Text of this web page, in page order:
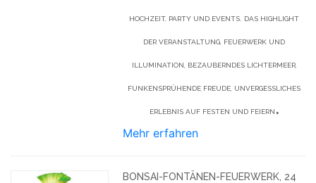
HOCHZEIT, PARTY UND EVENTS. DAS HIGHLIGHT
DER VERANSTALTUNG, FEUERWERK UND
ILLUMINATION, BEZAUBERNDES LICHTERMEER,
FUNKENSPRÜHENDE FREUDE, UNVERGESSLICHES
ERLEBNIS AUF FESTEN UND FEIERN .
Mehr erfahren
BONSAI-FONTÄNEN-FEUERWERK, 24